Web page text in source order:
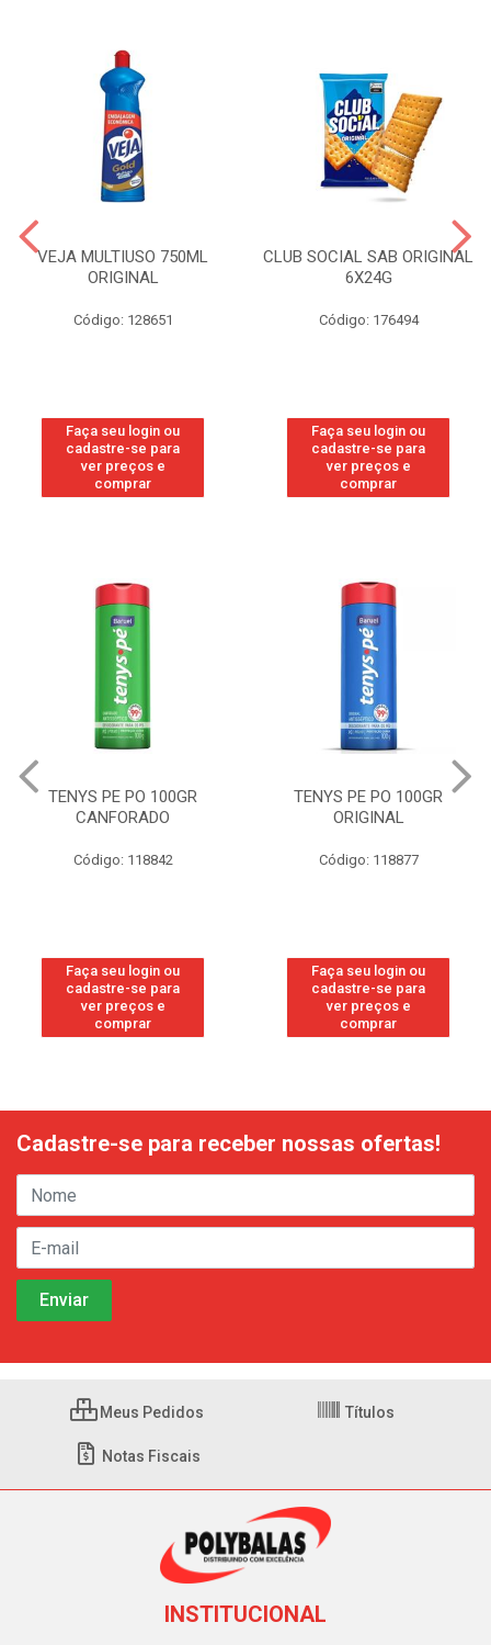
VEJA MULTIUSO 750ML
ORIGINAL
Código: 128651
Faça seu login ou
cadastre-se para
ver preços e
comprar
CLUB SOCIAL SAB ORIGINAL
6X24G
Código: 176494
Faça seu login ou
cadastre-se para
ver preços e
comprar
TENYS PE PO 100GR
CANFORADO
Código: 118842
Faça seu login ou
cadastre-se para
ver preços e
comprar
TENYS PE PO 100GR
ORIGINAL
Código: 118877
Faça seu login ou
cadastre-se para
ver preços e
comprar
Cadastre-se para receber nossas ofertas!
Meus Pedidos Títulos
Notas Fiscais
INSTITUCIONAL